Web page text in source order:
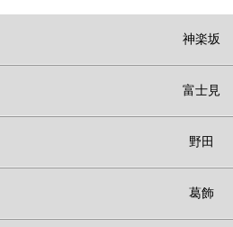
神楽坂
富士見
野田
葛飾